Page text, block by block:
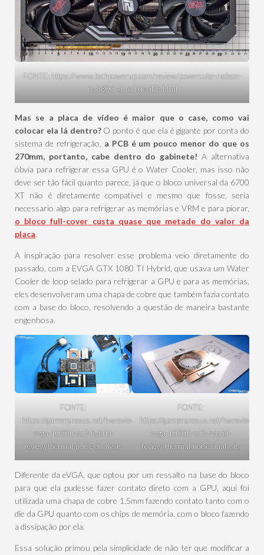
FONTE: https://www.techpowerup.com/review/powercolor-radeon-
rx-6800-xt-red-devil/2.html
Mas se a placa de vídeo é maior que o case, como vai
colocar ela lá dentro?O ponto é que ela é gigante por conta do
sistema de refrigeração, a PCB é um pouco menor do que os
270mm, portanto, cabe dentro do gabinete! A alternativa
óbvia para refrigerar essa GPU é o Water Cooler, mas isso não
deve ser tão fácil quanto parece, já que o bloco universal da 6700
XT não é diretamente compatível e mesmo que fosse, seria
necessario algo para refrigerar as memórias e VRM e para piorar,
o bloco full-cover custa quase que metade do valor da
placa.
A inspiração para resolver esse problema veio diretamente do
passado, com a EVGA GTX 1080 TI Hybrid, que usava um Water
Cooler de loop selado para refrigerar a GPU e para as memórias,
eles desenvolveram uma chapa de cobre que também fazia contato
com a base do bloco, resolvendo a questão de maneira bastante
engenhosa.
FONTE:
https://gamersnexus.net/hwreviews/2957-
evga-1080ti-sc2-hybrid-
review-thermal-noise-analysis
FONTE:
https://gamersnexus.net/hwreviews/
evga-1080ti-sc2-hybrid-
review-thermal-noise-analysis
Diferente da eVGA, que optou por um ressalto na base do bloco
para que ela pudesse fazer contato direto com a GPU, aqui foi
utilizada uma chapa de cobre 1.5mm fazendo contato tanto com o
die da GPU quanto com os chips de memória, com o bloco fazendo
a dissipação por ela.
Essa solução primou pela simplicidade de não ter que modificar a